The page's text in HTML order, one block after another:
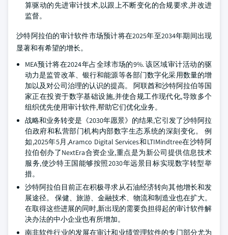
算驱动的先进审计技术,以跟上不断变化的合规要求,并改进
监督。
沙特阿拉伯的审计软件市场预计将在2025年至2034年期间出现
显著和有希望的增长。
MEA预计将在2024年占全球市场的9%. 该区域审计活动的驱
动力是监管改革、银行和能源等各部门数字化采用数量的增
加以及对公司治理的认识的提高。 阿联酋和沙特阿拉伯等国
家正在投资于数字基础设施,并使合规工作现代化,导致多个
组织优先使用审计软件,帮助它们优化业务。
战略和业务转变是《2030年愿景》的结果,它引发了沙特阿拉
伯政府和私营部门机构内部数字生态系统的深刻变化。 例
如,2025年5月,Aramco Digital Services和LTIMindtree在沙特阿
拉伯创办了NextEra合资企业,重点是为新公司提供信息技术
服务,使沙特王国能够按照2030年远景目标实现数字转型举
措。
沙特阿拉伯目前正在积极寻求从石油经济转向其他增长和发
展途径。 保健、旅游、金融技术、物流和制造业也在扩大。
在取得这些进展的同时,新出现的需要负担得起的审计软件解
决办法的中小企业也有所增加。
南非软件行业的发展在审计和业绩管理软件的专门部分尤为